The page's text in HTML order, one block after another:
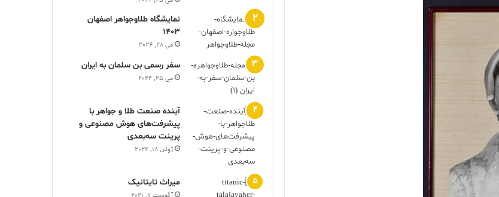
نمایشگاه طلاوجواهر اصفهان
1403
می 28, 2024
سفر رسمی بن سلمان به ایران
می 25, 2024
آینده صنعت طلا و جواهر با
پیشرفت‌های هوش مصنوعی و
پرینت سه‌بعدی
ژوئن 18, 2024
ميراث تايتانيک